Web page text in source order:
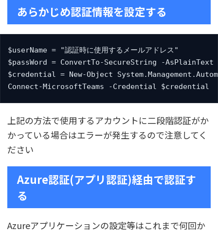
あらかじめ認証情報を設定する
$userName = "認証時に使用するメールアドレス"
$passWord = ConvertTo-SecureString -AsPlainText
$credential = New-Object
Connect-MicrosoftTeams -Credential $credential
上記の方法で使用するアカウントに二段階認証がか
かっている場合はエラーが発生するので注意してく
ださい
Azure認証(アプリ認証)経由で認証す
る
Azureアプリケーションの設定等はこれまで何回か